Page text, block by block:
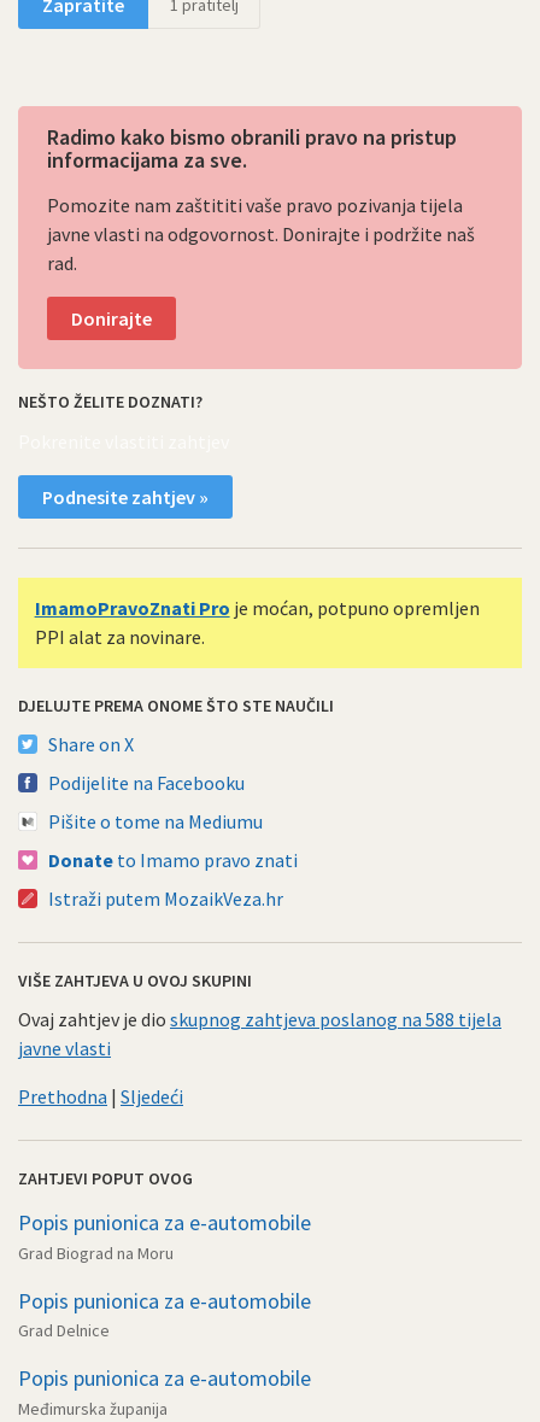
Zapratite 1 pratitelj
Radimo kako bismo obranili pravo na pristup
informacijama za sve.
Pomozite nam zaštititi vaše pravo pozivanja tijela
javne vlasti na odgovornost. Donirajte i podržite naš
rad.
Donirajte
NEŠTO ŽELITE DOZNATI?
Podnesite zahtjev »
ImamoPravoZnati Pro je moćan, potpuno opremljen
PPI alat za novinare.
DJELUJTE PREMA ONOME ŠTO STE NAUČILI
Share on X
Podijelite na Facebooku
Pišite o tome na Mediumu
Donate to Imamo pravo znati
Istraži putem MozaikVeza.hr
VIŠE ZAHTJEVA U OVOJ SKUPINI
Ovaj zahtjev je dio skupnog zahtjeva poslanog na 588 tijela
javne vlasti
Prethodna | Sljedeći
ZAHTJEVI POPUT OVOG
Popis punionica za e-automobile
Grad Biograd na Moru
Popis punionica za e-automobile
Grad Delnice
Popis punionica za e-automobile
Međimurska županija